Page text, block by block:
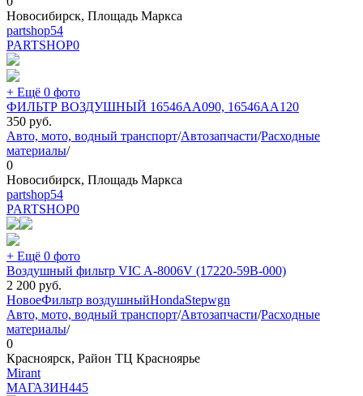
Новосибирск, Площадь Маркса
partshop54
PARTSHOP0
+ Ещё 0 фото
ФИЛЬТР ВОЗДУШНЫЙ 16546AA090, 16546AA120
350 руб.
Авто, мото, водный транспорт/Автозапчасти/Расходные
материалы/
0
Новосибирск, Площадь Маркса
partshop54
PARTSHOP0
+ Ещё 0 фото
Воздушный фильтр VIC A-8006V (17220-59B-000)
2 200 руб.
НовоеФильтр воздушныйHondaStepwgn
Авто, мото, водный транспорт/Автозапчасти/Расходные
материалы/
0
Красноярск, Район ТЦ Красноярье
Mirant
МАГАЗИН445